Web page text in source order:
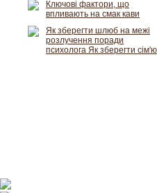
Ключові фактори, що
впливають на смак кави
Як зберегти шлюб на межі
розлучення поради
психолога Як зберегти сім'ю